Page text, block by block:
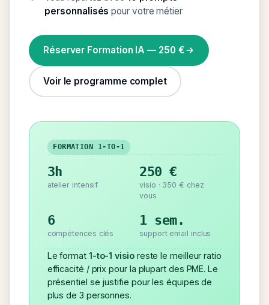
personnalisés pour votre métier
Réserver Formation IA — 250 €
Voir le programme complet
FORMATION 1-TO-1
3h
atelier intensif
250 €
visio · 350 € chez
vous
6
compétences clés
1 sem.
support email inclus
Le format 1-to-1 visioreste le meilleur ratio
efficacité / prix pour la plupart des PME. Le
présentiel se justifie pour les équipes de
plus de 3 personnes.